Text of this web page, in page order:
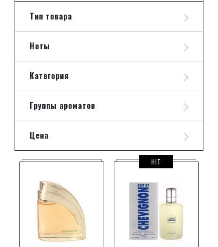
Тип товара
Ноты
Категория
Группы ароматов
Цена
HIT